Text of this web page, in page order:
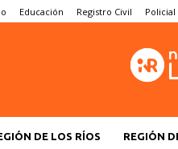
Educación Registro Civil Policial
DE LOS RÍOS REGIÓN